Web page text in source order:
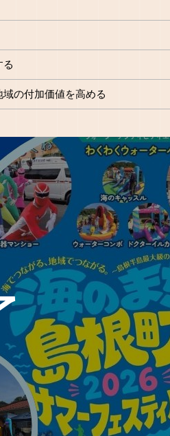
る
域の付加価値を高める